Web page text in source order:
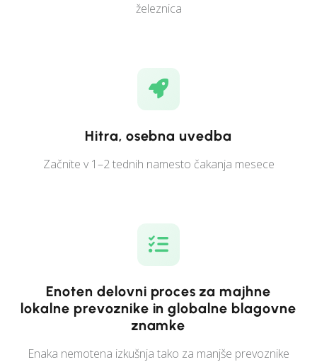
železnica
Hitra, osebna uvedba
Začnite v 1–2 tednih namesto čakanja mesece
Enoten delovni proces za majhne
lokalne prevoznike in globalne blagovne
znamke
Enaka nemotena izkušnja tako za manjše prevoznike